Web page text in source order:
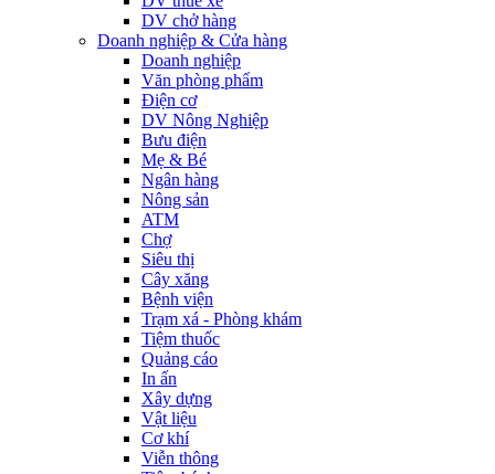
DV chở hàng
Doanh nghiệp & Cửa hàng
Doanh nghiệp
Văn phòng phẩm
Điện cơ
DV Nông Nghiệp
Bưu điện
Mẹ & Bé
Ngân hàng
Nông sản
ATM
Chợ
Siêu thị
Cây xăng
Bệnh viện
Trạm xá - Phòng khám
Tiệm thuốc
Quảng cáo
In ấn
Xây dựng
Vật liệu
Cơ khí
Viễn thông